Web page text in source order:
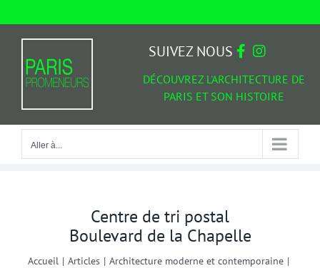
Aller à...
DÉCOUVREZ L'ARCHITECTURE DE
PARIS ET SON HISTOIRE
SUIVEZ NOUS
Aller à...
Centre de tri postal
Boulevard de la Chapelle
Accueil | Articles | Architecture moderne et contemporaine |